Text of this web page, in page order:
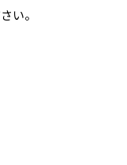
い。